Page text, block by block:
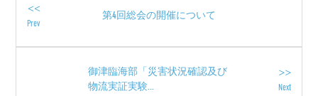
<<
Prev
第4回総会の開催について
>>
Next
御津臨海部「災害状況確認及び
物流実証実験...